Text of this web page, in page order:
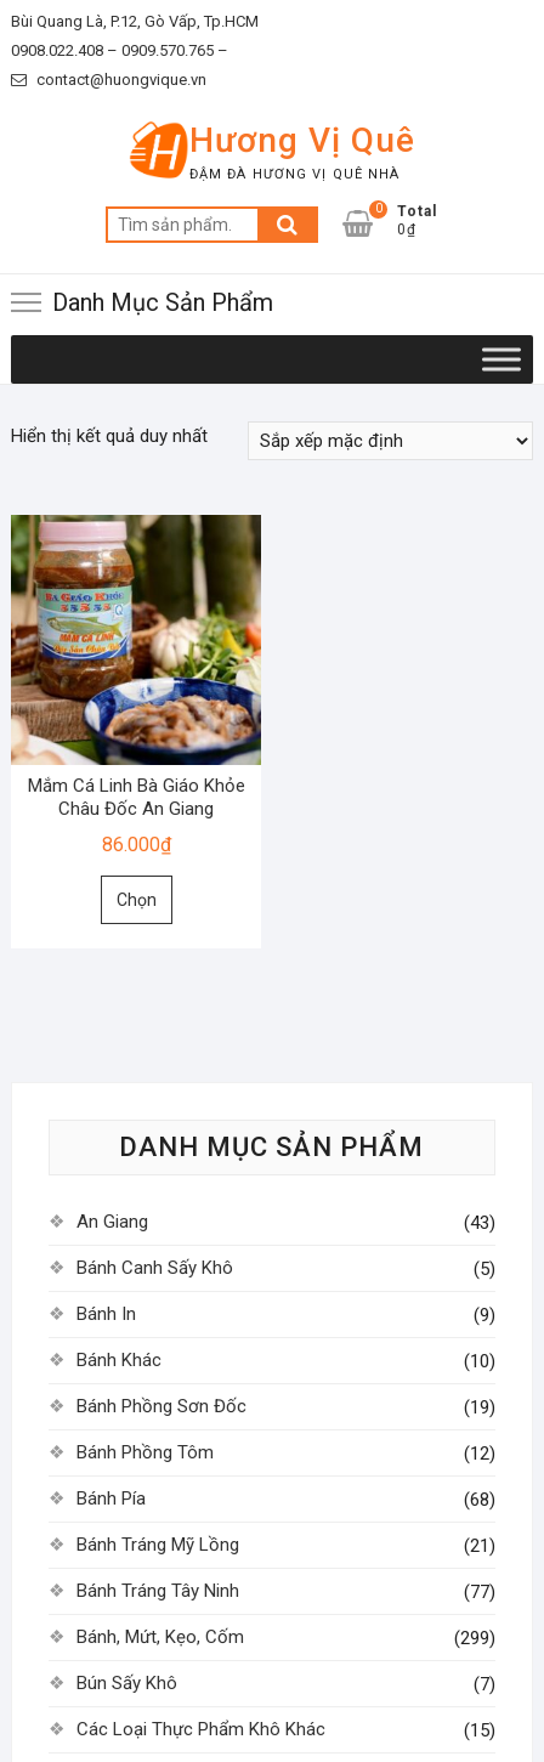
Skip
to
content
Bùi Quang Là, P.12, Gò Vấp, Tp.HCM
0908.022.408 – 0909.570.765 –
contact@huongvique.vn
Hương Vị Quê
ĐẬM ĐÀ HƯƠNG VỊ QUÊ NHÀ
Tìm
kiếm:
0
Total
0₫
Danh Mục Sản Phẩm
Hiển thị kết quả duy nhất
Mắm Cá Linh Bà Giáo Khỏe
Châu Đốc An Giang
86.000₫
Chọn
Sản
chọn
chọn
DANH MỤC SẢN PHẨM
An Giang (43)
Bánh Canh Sấy Khô (5)
Bánh In (9)
Bánh Khác (10)
Bánh Phồng Sơn Đốc (19)
Bánh Phồng Tôm (12)
Bánh Pía (68)
Bánh Tráng Mỹ Lồng (21)
Bánh Tráng Tây Ninh (77)
Bánh, Mứt, Kẹo, Cốm (299)
Bún Sấy Khô (7)
Các Loại Thực Phẩm Khô Khác (15)